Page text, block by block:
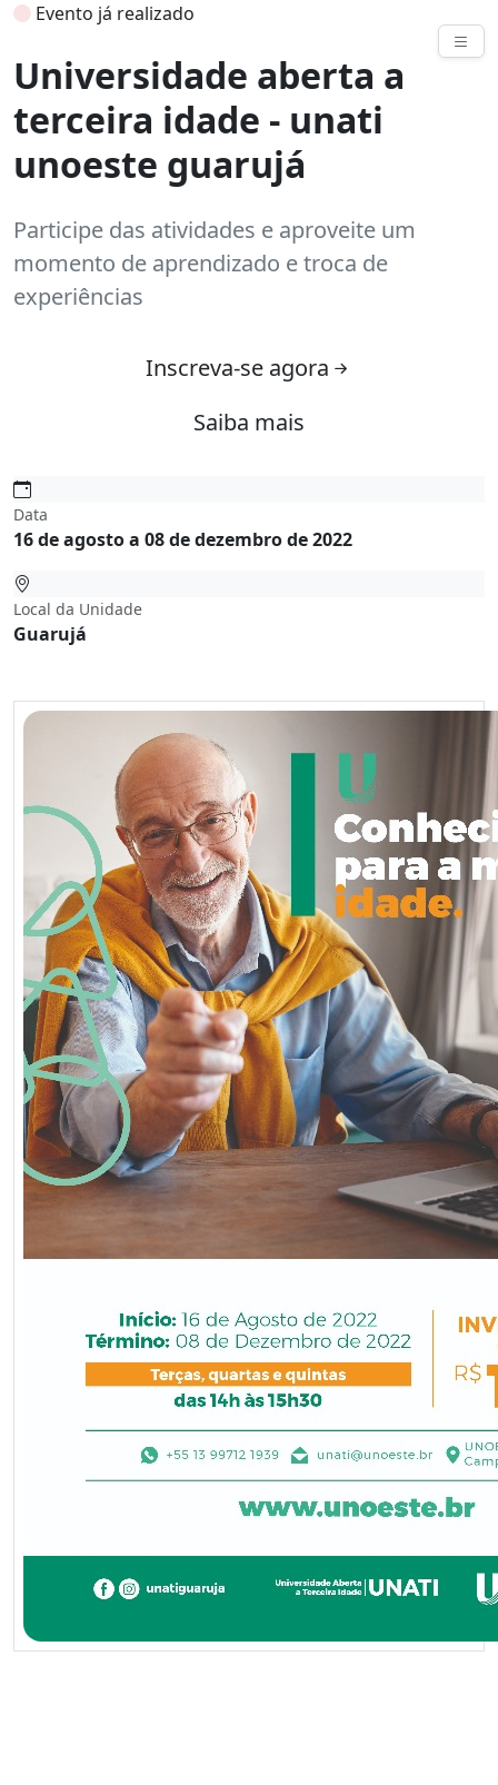
Evento já realizado
Universidade aberta a
terceira idade - unati
unoeste guarujá
Participe das atividades e aproveite um
momento de aprendizado e troca de
experiências
Inscreva-se agora
Saiba mais
Data
16 de agosto a 08 de dezembro de 2022
Local da Unidade
Guarujá